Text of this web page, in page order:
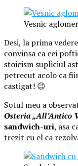
Vesnic
Desi, la prima
convinsa ca cei
stoicism supliciul
petrecut acolo ca
castigat! 😉
Sotul meu a
Osteria „All’Antico
sandwich-uri, asa
trezit cu el ca